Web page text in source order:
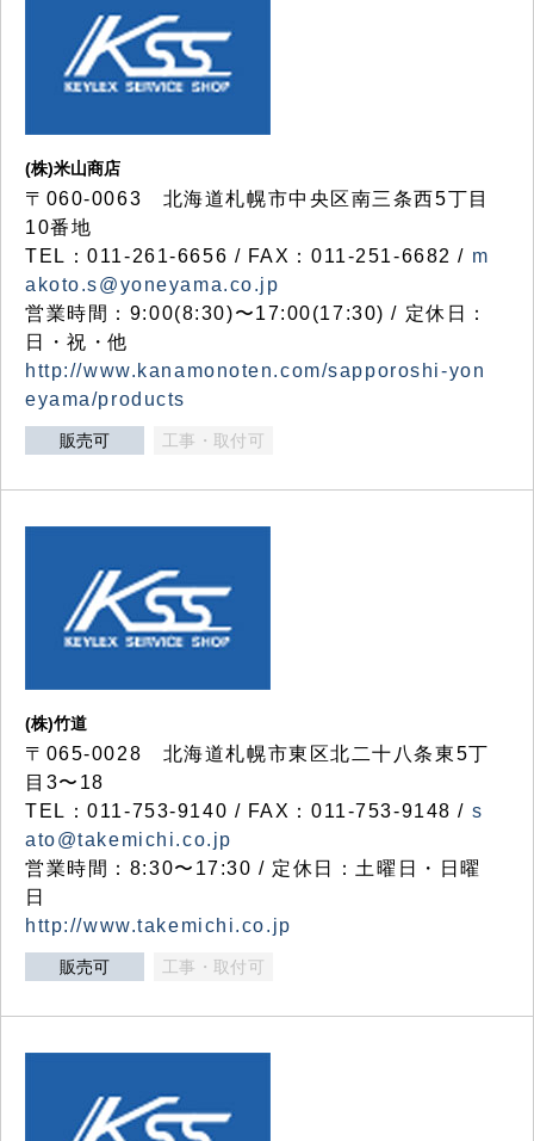
(株)米山商店
〒060-0063 北海道札幌市中央区南三条西5丁目
10番地
TEL：011-261-6656 / FAX：011-251-6682 / m
akoto.s@yoneyama.co.jp
営業時間：9:00(8:30)〜17:00(17:30) / 定休日：
日・祝・他
http://www.kanamonoten.com/sapporoshi-yon
eyama/products
販売可 工事・取付可
(株)竹道
〒065-0028 北海道札幌市東区北二十八条東5丁
目3〜18
TEL：011-753-9140 / FAX：011-753-9148 / s
ato@takemichi.co.jp
営業時間：8:30〜17:30 / 定休日：土曜日・日曜
日
http://www.takemichi.co.jp
販売可 工事・取付可